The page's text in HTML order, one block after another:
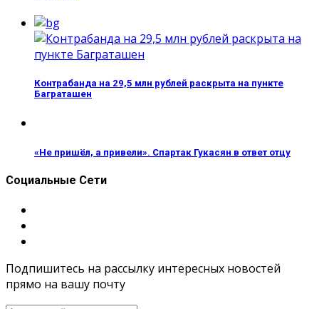
Контрабанда на 29,5 млн рублей раскрыта на пункте
Баграташен
«Не пришёл, а привели». Спартак Гукасян в ответ отцу
Социальные Сети
Подпишитесь на рассылку интересных новостей
прямо на вашу почту